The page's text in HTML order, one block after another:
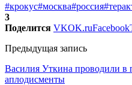
#крокус#москва#россия
3
Поделится VKOK.ruFacebook
Предыдущая запись
Василия Уткина проводили в
аплодисменты